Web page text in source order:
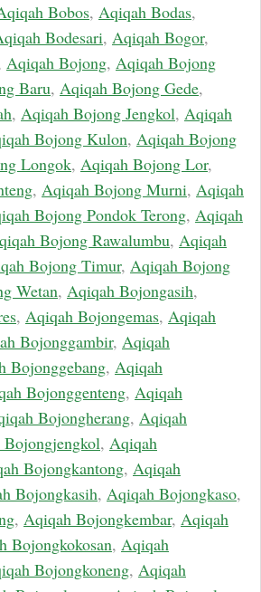
Bobos, Aqiqah Bodas,
Bodesari, Aqiqah Bogor,
Aqiqah Bojong, Aqiqah Bojong
Baru, Aqiqah Bojong Gede,
, Aqiqah Bojong Jengkol, Aqiqah
Bojong Kulon, Aqiqah Bojong
Longok, Aqiqah Bojong Lor,
, Aqiqah Bojong Murni, Aqiqah
Bojong Pondok Terong, Aqiqah
Bojong Rawalumbu, Aqiqah
Bojong Timur, Aqiqah Bojong
Wetan, Aqiqah Bojongasih,
, Aqiqah Bojongemas, Aqiqah
Bojonggambir, Aqiqah
Bojonggebang, Aqiqah
Bojonggenteng, Aqiqah
Bojongherang, Aqiqah
, Aqiqah
Bojongkantong, Aqiqah
Bojongkasih, Aqiqah Bojongkaso,
, Aqiqah Bojongkembar, Aqiqah
Bojongkokosan, Aqiqah
Bojongkoneng, Aqiqah